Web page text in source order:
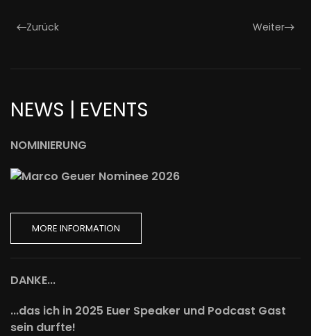
Zurück Weiter
NEWS | EVENTS
NOMINIERUNG
MORE INFORMATION
DANKE...
...das ich in 2025 Euer Speaker und Podcast Gast
sein durfte!